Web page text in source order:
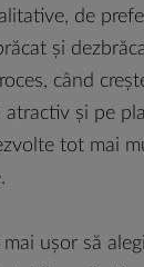
de
și
când
și pe
tot mai
ușor să